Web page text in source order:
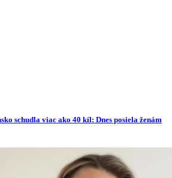
schudla viac ako 40 kíl: Dnes posiela ženám